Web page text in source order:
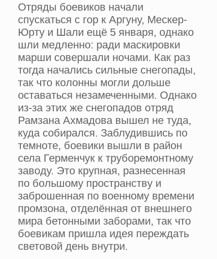
Отряды боевиков начали
спускаться с гор к Аргуну, Мескер-
Юрту и Шали ещё 5 января, однако
шли медленно: ради маскировки
марши совершали ночами. Как раз
тогда начались сильные снегопады,
так что колонны могли дольше
оставаться незамеченными. Однако
из-за этих же снегопадов отряд
Рамзана Ахмадова вышел не туда,
куда собирался. Заблудившись по
темноте, боевики вышли в район
села Герменчук к труборемонтному
заводу. Это крупная, разнесенная
по большому пространству и
заброшенная по военному времени
промзона, отделённая от внешнего
мира бетонными заборами, так что
боевикам пришла идея переждать
световой день внутри.